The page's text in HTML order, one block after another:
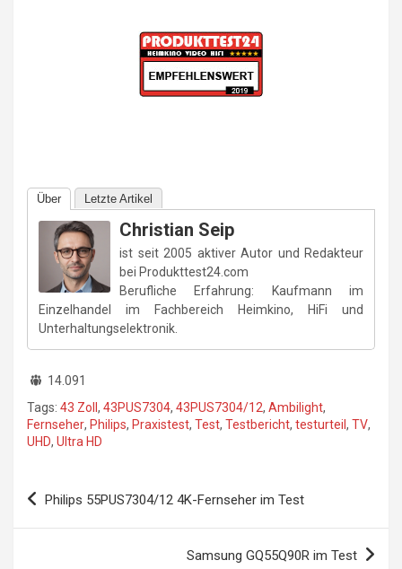
Über Letzte Artikel
Christian Seip
ist seit 2005 aktiver Autor und Redakteur
bei Produkttest24.com
Berufliche Erfahrung: Kaufmann im
Einzelhandel im Fachbereich Heimkino, HiFi und
Unterhaltungselektronik.
14.091
Tags: 43 Zoll , 43PUS7304, 43PUS7304/12, Ambilight,
Fernseher, Philips, Praxistest, Test, Testbericht, testurteil , TV,
UHD, Ultra HD
Beitragsnavigation
Philips 55PUS7304/12 4K-Fernseher im Test
Samsung GQ55Q90R im Test